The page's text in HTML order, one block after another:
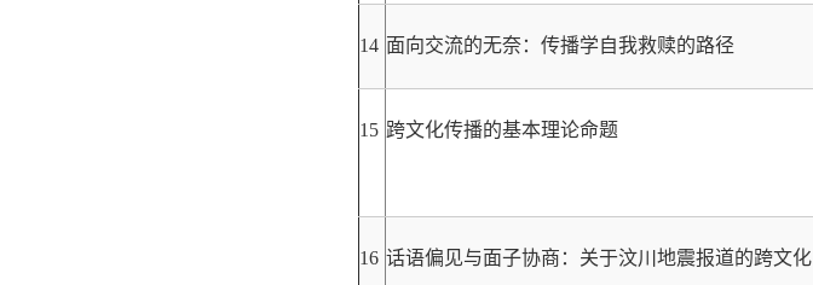
14 面向交流的无奈：传播学自我救赎的路径
15 跨文化传播的基本理论命题
16 话语偏见与面子协商：关于汶川地震报道的跨文化